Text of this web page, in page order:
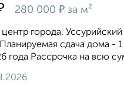
280 000 ₽ за м²
города.
сдача дома - 1
года Рассрочка на всю